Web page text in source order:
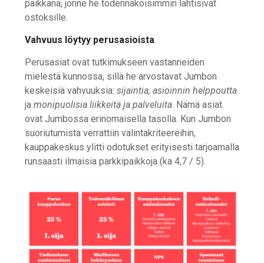
paikkana, jonne he todennäköisimmin lähtisivät
ostoksille.
Vahvuus löytyy perusasioista
Perusasiat ovat tutkimukseen vastanneiden
mielestä kunnossa, sillä he arvostavat Jumbon
keskeisiä vahvuuksia: sijaintia, asioinnin helppoutta
ja monipuolisia liikkeitä ja palveluita . Nämä asiat
ovat Jumbossa erinomaisella tasolla. Kun Jumbon
suoriutumista verrattiin valintakriteereihin,
kauppakeskus ylitti odotukset erityisesti tarjoamalla
runsaasti ilmaisia parkkipaikkoja (ka 4,7 / 5).